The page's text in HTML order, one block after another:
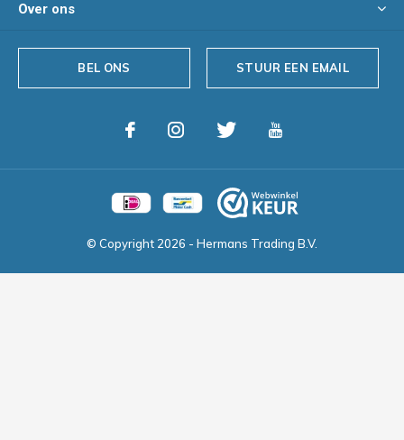
Over ons
BEL ONS STUUR EEN EMAIL
© Copyright 2026 - Hermans Trading B.V.